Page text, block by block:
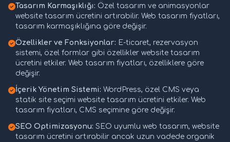
Tasarım Karmaşıklığı: Özel tasarım ve animasyonlar
website tasarım ücretini artırabilir. Web tasarım fiyatları,
tasarım karmaşıklığına göre değişir.
Özellikler ve Fonksiyonlar: E-ticaret, rezervasyon
sistemi, özel formlar gibi özellikler website tasarım
ücretini etkiler. Web tasarım fiyatları, özelliklere göre
değişir.
İçerik Yönetim Sistemi: WordPress, özel CMS veya
statik site seçimi website tasarım ücretini etkiler. Web
tasarım fiyatları, CMS seçimine göre değişir.
SEO Optimizasyonu: SEO uyumlu web tasarım, website
tasarım ücretini artırabilir ancak uzun vadede organik